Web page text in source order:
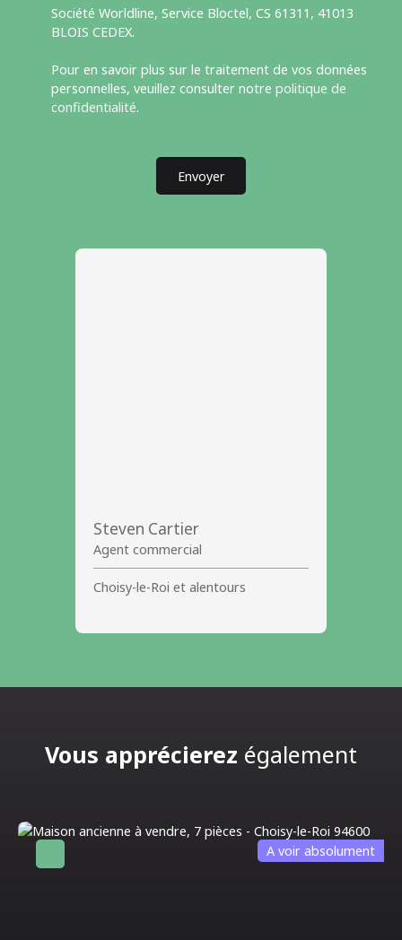
Société Worldline, Service Bloctel, CS 61311, 41013
BLOIS CEDEX.
Pour en savoir plus sur le traitement de vos données
personnelles, veuillez consulter notre politique de
confidentialité.
Envoyer
Steven Cartier
Agent commercial
Choisy-le-Roi et alentours
Vous apprécierez également
A voir absolument